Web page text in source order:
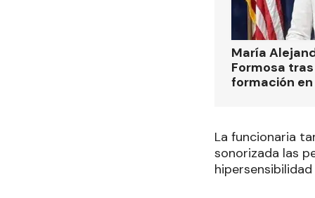
María
Formosa
formación
La funcionaria
sonorizada las